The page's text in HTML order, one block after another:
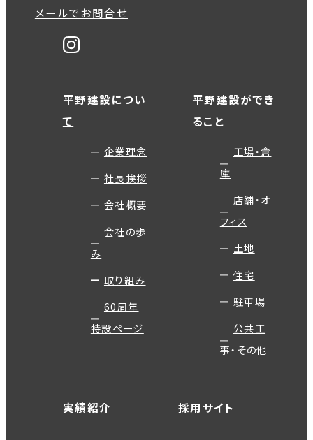
メールでお問合せ
平野建設につい
て
企業理念
社長挨拶
会社概要
会社の歩
み
取り組み
60周年
特設ページ
平野建設ができ
ること
工場・倉
庫
店舗・オ
フィス
土地
住宅
駐車場
公共工
事・その他
実績紹介 採用サイト